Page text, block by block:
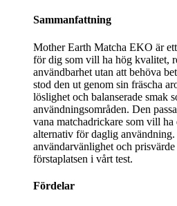
Sammanfattning
Mother Earth Matcha EKO är
för dig som vill ha hög kvalitet,
användbarhet utan att behöva
stod den ut genom sin fräscha
löslighet och balanserade smak
användningsområden. Den
vana matchadrickare som vill
alternativ för daglig
användarvänlighet och
förstaplatsen i vårt test.
Fördelar